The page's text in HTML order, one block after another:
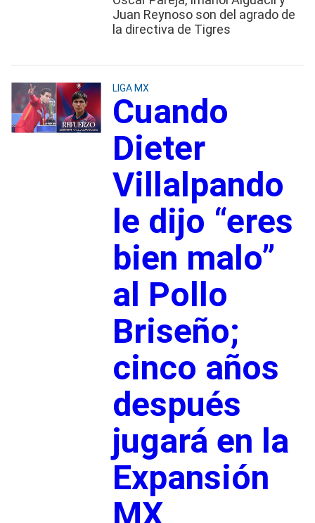
Juan Reynoso son del agrado de
la directiva de Tigres
LIGA MX
Cuando
Dieter
Villalpando
le dijo “eres
bien malo”
al Pollo
Briseño;
cinco años
después
jugará en la
Expansión
MX